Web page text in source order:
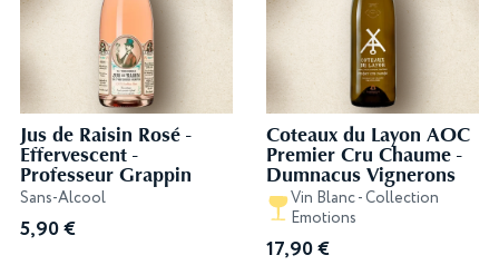
Jus de Raisin Rosé -
Effervescent -
Professeur Grappin
Sans-Alcool
5,90€
Coteaux du Layon AOC
Premier Cru Chaume -
Dumnacus Vignerons
Vin Blanc - Collection
Emotions
17,90€